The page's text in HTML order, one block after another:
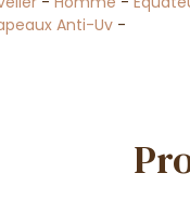
Anti-Uv -